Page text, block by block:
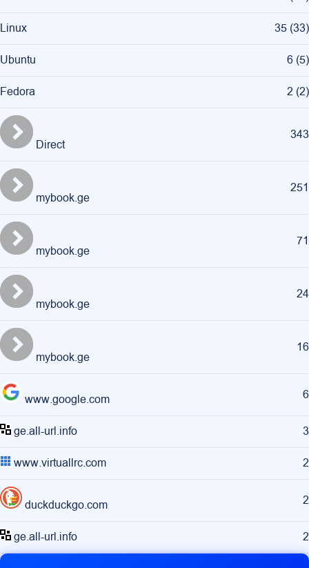
Linux 35 (33)
Ubuntu 6 (5)
Fedora 2 (2)
Direct
343
mybook.ge
251
mybook.ge
71
mybook.ge
24
mybook.ge
16
www.google.com 6
ge.all-url.info 3
www.virtuallrc.com 2
duckduckgo.com 2
ge.all-url.info 2